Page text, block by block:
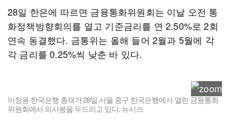
28일 한은에 따르면 금융통화위원회는 이날 오전 통
화정책방향회의를 열고 기준금리를 연 2.50%로 2회
연속 동결했다. 금통위는 올해 들어 2월과 5월에 각
각 금리를 0.25%씩 낮춘 바 있다.
이창용 한국은행 총재가 28일 서울 중구 한국은행에서 열린 금융통화
위원회에서 의사봉을 두드리고 있다. 뉴시스